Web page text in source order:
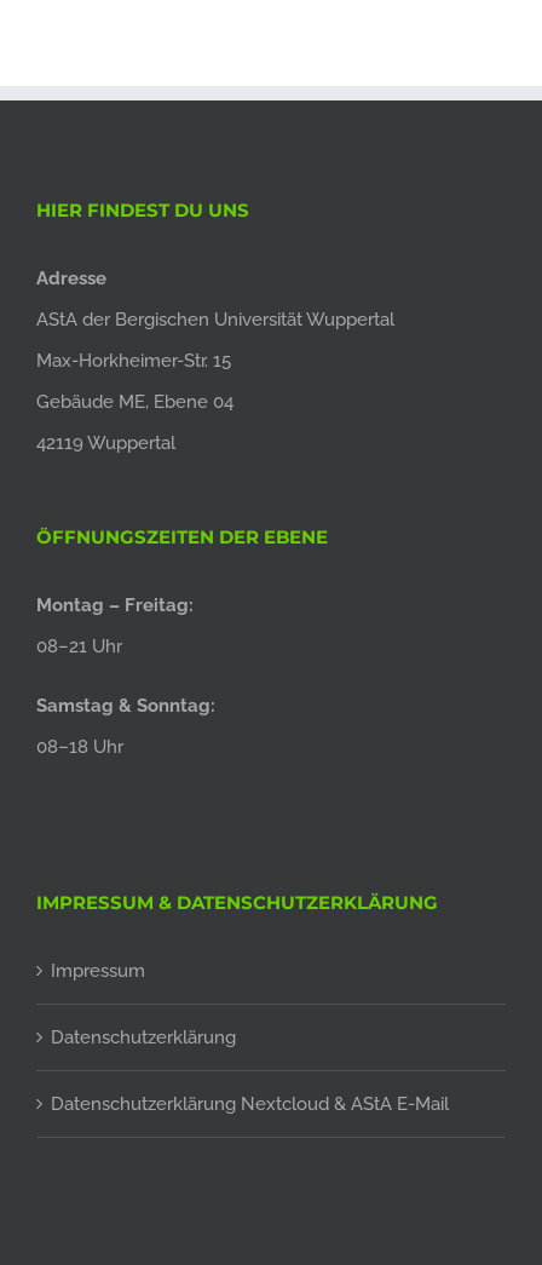
HIER FINDEST DU UNS
Adresse
AStA der Bergischen Universität Wuppertal
Max-Horkheimer-Str. 15
Gebäude ME, Ebene 04
42119 Wuppertal
ÖFFNUNGSZEITEN DER EBENE
Montag – Freitag:
08–21 Uhr
Samstag & Sonntag:
08–18 Uhr
IMPRESSUM & DATENSCHUTZERKLÄRUNG
Impressum
Datenschutzerklärung
Datenschutzerklärung Nextcloud & AStA E-Mail